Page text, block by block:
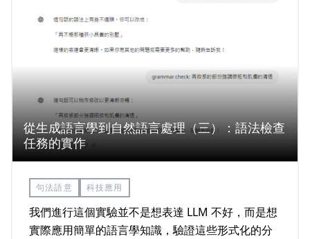
從生成語言學到自然語言處理（三）：語法檢查
任務的實作
句法語意 科技應用
我們進行這個實驗並不是想表達 LLM 不好，而是想
實際應用簡單的語言學知識，驗證這些形式化的分